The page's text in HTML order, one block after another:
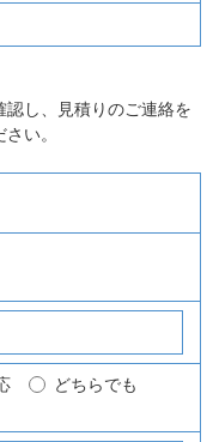
し、見積りのご連絡を
い。
どちらでも